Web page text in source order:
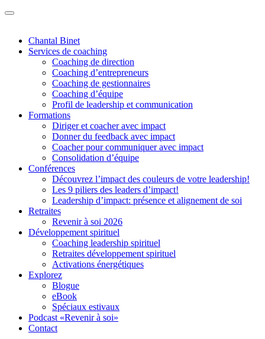
Chantal Binet
Services de coaching
Coaching de direction
Coaching d’entrepreneurs
Coaching de gestionnaires
Coaching d’équipe
Profil de leadership et communication
Formations
Diriger et coacher avec impact
Donner du feedback avec impact
Coacher pour communiquer avec impact
Consolidation d’équipe
Conférences
Découvrez l’impact des couleurs de votre leadership!
Les 9 piliers des leaders d’impact!
Leadership d’impact: présence et alignement de soi
Retraites
Revenir à soi 2026
Développement spirituel
Coaching leadership spirituel
Retraites développement spirituel
Activations énergétiques
Explorez
Blogue
eBook
Spéciaux estivaux
Podcast «Revenir à soi»
Contact